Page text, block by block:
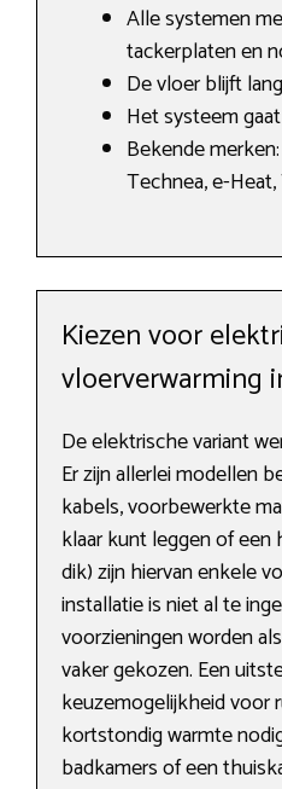
Alle systemen
tackerplaten en
De vloer blijft
Het systeem
Bekende
Technea, e-
Kiezen voor
vloerverwarming
De elektrische variant
Er zijn allerlei modellen
kabels, voorbewerkte
klaar kunt leggen of
dik) zijn hiervan enkele
installatie is niet al te
voorzieningen worden
vaker gekozen. Een
keuzemogelijkheid voor
kortstondig warmte
badkamers of een